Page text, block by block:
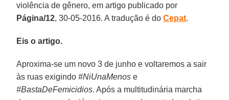
violência de gênero, em artigo publicado por
Página/12, 30-05-2016. A tradução é doCepat.
Eis o artigo.
Aproxima-se um novo 3 de junho e voltaremos a sair
às ruas exigindo#NiUnaMenos e
#BastaDeFemicidios. Após a multitudinária marcha